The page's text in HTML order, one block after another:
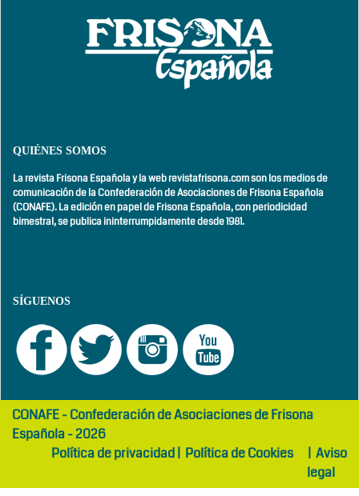
QUIÉNES SOMOS
La revista Frisona Española y la web revistafrisona.com son los medios de
comunicación de la Confederación de Asociaciones de Frisona Española
(CONAFE). La edición en papel de Frisona Española, conperiodicidad
bimestral,se publica ininterrumpidamente desde 1981.
SÍGUENOS
girls
abaya
maltepe
otelCONAFE - Confederación de Asociaciones de Frisona
Española - 2026
Política de privacidad| Política de Cookies | Aviso
legal